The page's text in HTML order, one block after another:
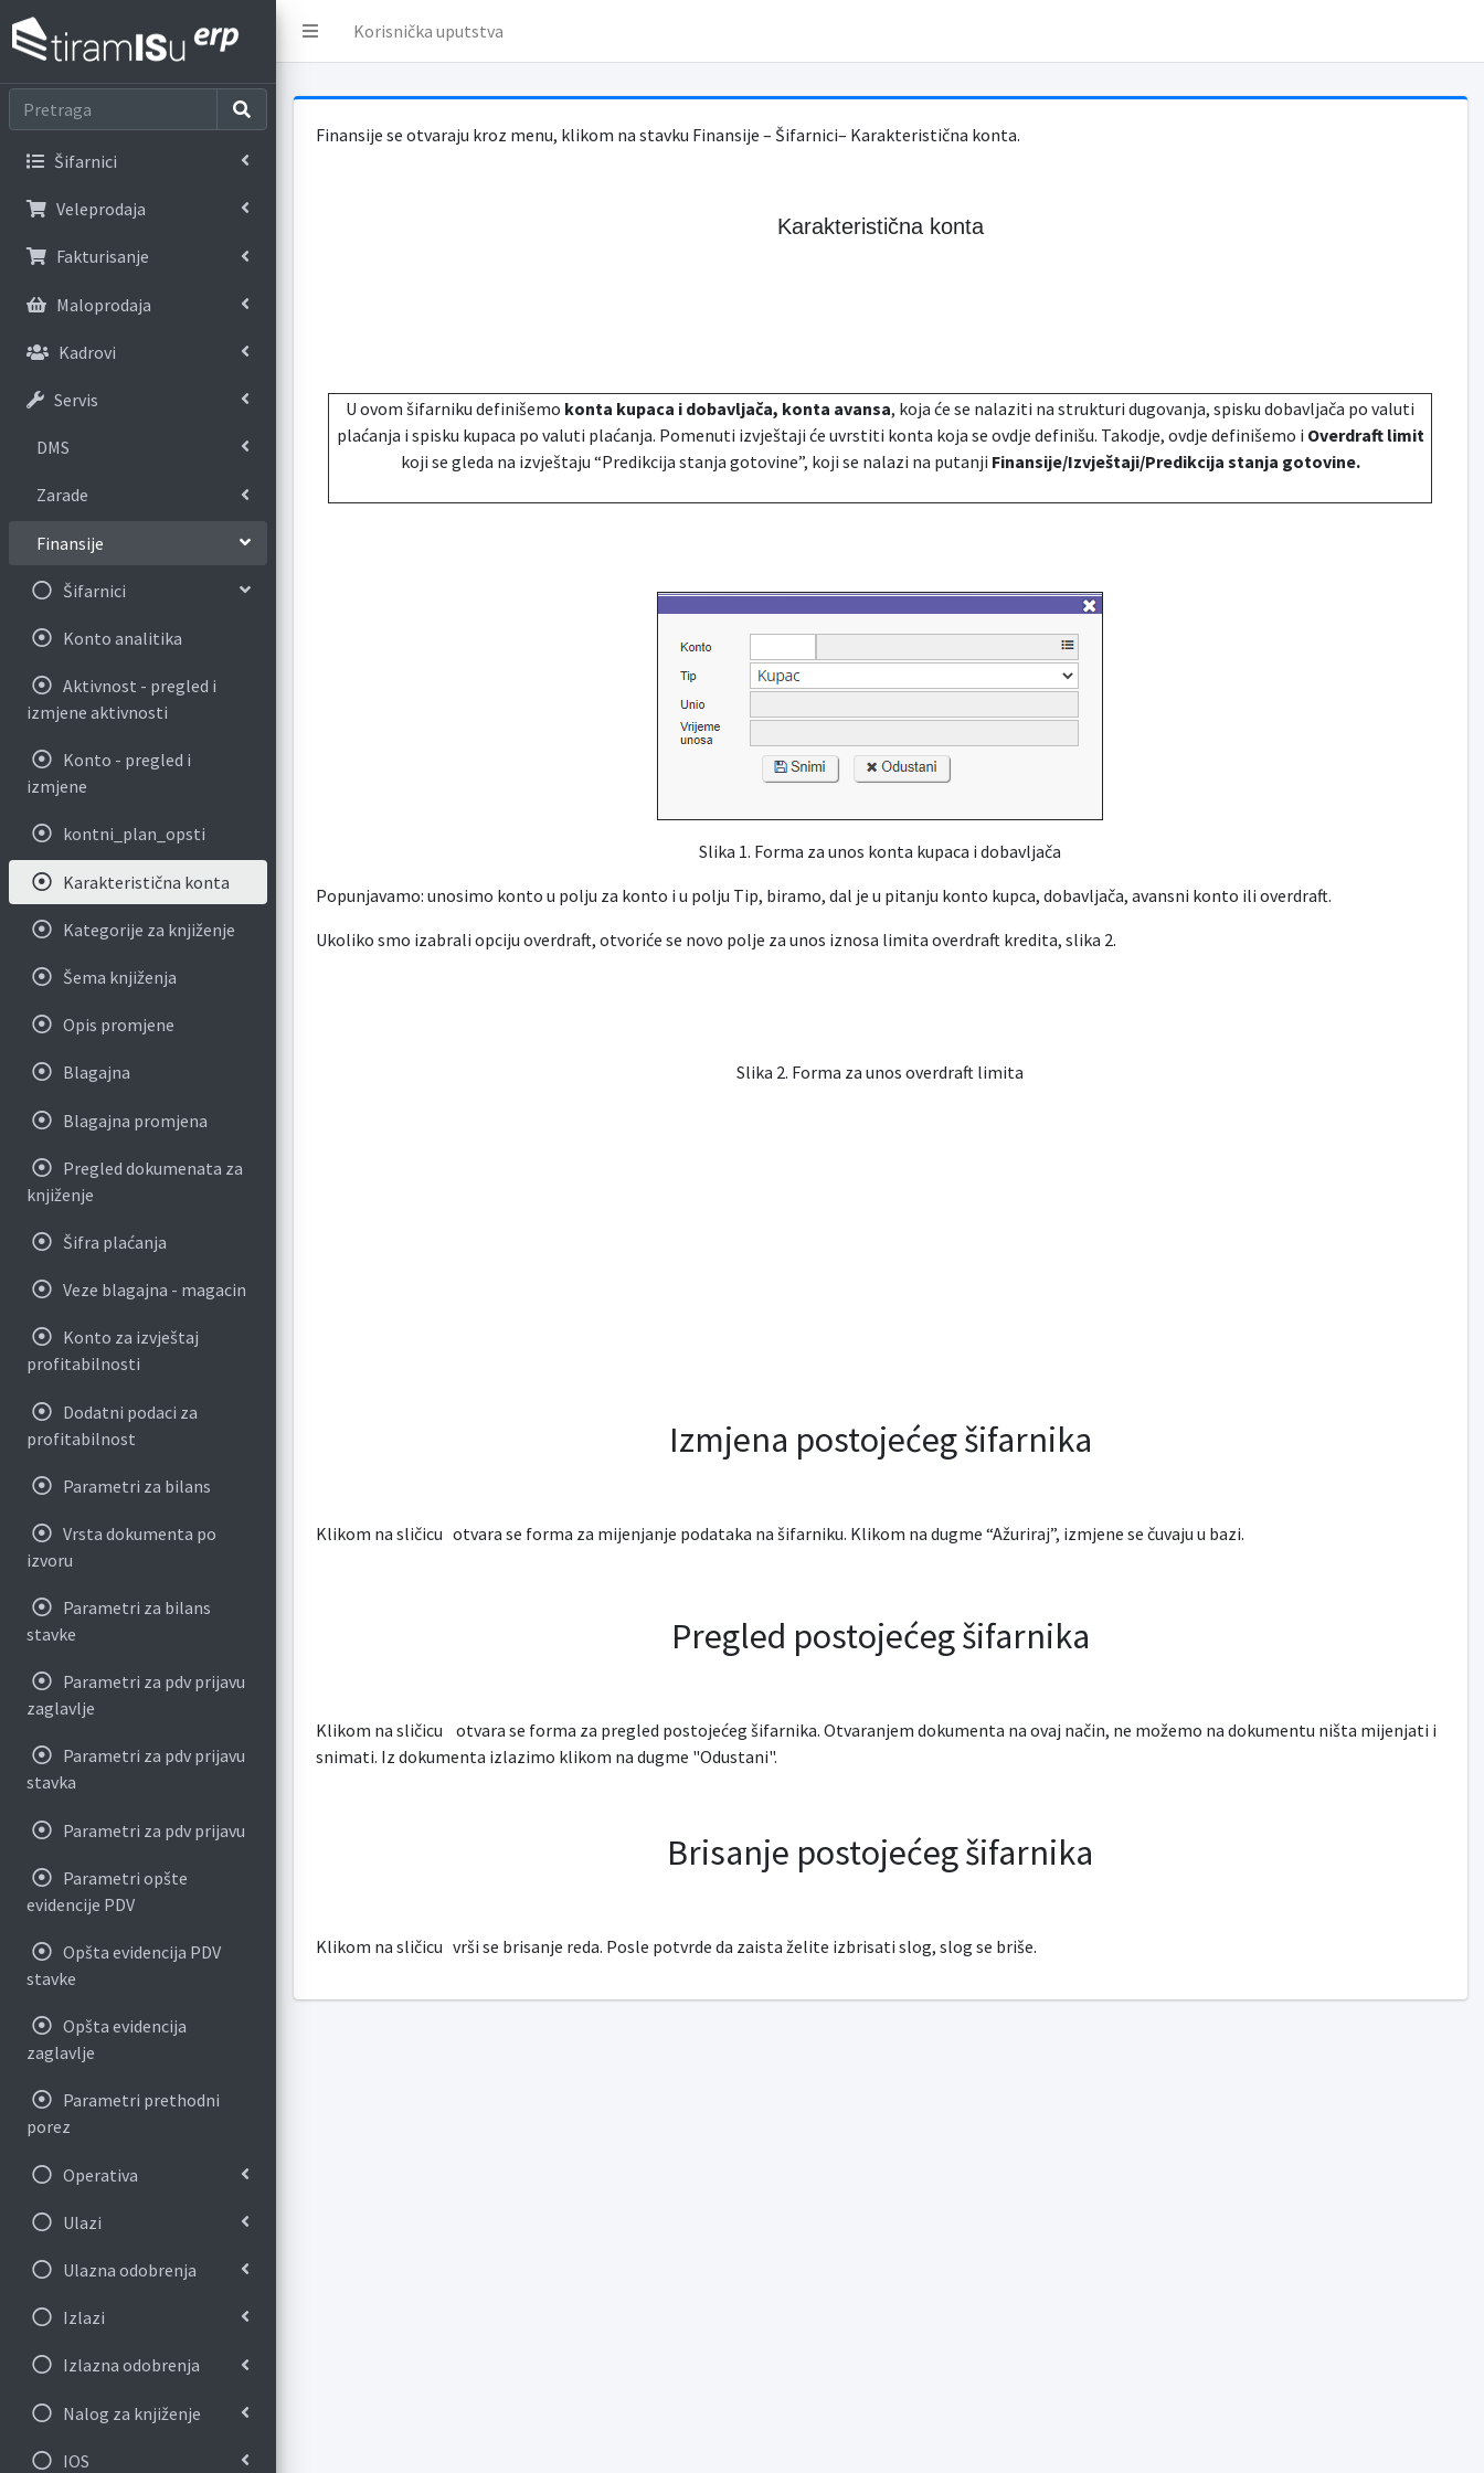
Korisnička uputstva
Šifarnici
Veleprodaja
Fakturisanje
Maloprodaja
Kadrovi
Servis
DMS
Zarade
Finansije
Šifarnici
Konto analitika
Aktivnost - pregled i
izmjene aktivnosti
Konto - pregled i
izmjene
kontni_plan_opsti
Karakteristična konta
Kategorije za knjiženje
Šema knjiženja
Opis promjene
Blagajna
Blagajna promjena
Pregled dokumenata za
knjiženje
Šifra plaćanja
Veze blagajna - magacin
Konto za izvještaj
profitabilnosti
Dodatni podaci za
profitabilnost
Parametri za bilans
Vrsta dokumenta po
izvoru
Parametri za bilans
stavke
Parametri za pdv prijavu
zaglavlje
Parametri za pdv prijavu
stavka
Parametri za pdv prijavu
Parametri opšte
evidencije PDV
Opšta evidencija PDV
stavke
Opšta evidencija
zaglavlje
Parametri prethodni
porez
Operativa
Ulazi
Ulazna odobrenja
Izlazi
Izlazna odobrenja
Nalog za knjiženje
IOS
Finansije se otvaraju kroz menu, klikom na stavku Finansije – Šifarnici– Karakteristična konta.
Karakteristična konta
U ovom šifarniku definišemo konta kupaca i dobavljača, konta avansa, koja će se nalaziti na strukturi dugovanja, spisku dobavljača po valuti
plaćanja i spisku kupaca po valuti plaćanja. Pomenuti izvještaji će uvrstiti konta koja se ovdje definišu. Takodje, ovdje definišemo i Overdraft limit
koji se gleda na izvještaju “Predikcija stanja gotovine”, koji se nalazi na putanji Finansije/Izvještaji/Predikcija stanja gotovine.
Slika 1. Forma za unos konta kupaca i dobavljača
Popunjavamo: unosimo konto u polju za konto i u polju Tip, biramo, dal je u pitanju konto kupca, dobavljača, avansni konto ili overdraft.
Ukoliko smo izabrali opciju overdraft, otvoriće se novo polje za unos iznosa limita overdraft kredita, slika 2.
Slika 2. Forma za unos overdraft limita
Izmjena postojećeg šifarnika
Klikom na sličicu otvara se forma za mijenjanje podataka na šifarniku. Klikom na dugme “Ažuriraj”, izmjene se čuvaju u bazi.
Pregled postojećeg šifarnika
Klikom na sličicu
otvara se forma za pregled postojećeg šifarnika. Otvaranjem dokumenta na ovaj način, ne možemo na dokumentu ništa mijenjati i
snimati. Iz dokumenta izlazimo klikom na dugme "Odustani".
Brisanje postojećeg šifarnika
Klikom na sličicu vrši se brisanje reda. Posle potvrde da zaista želite izbrisati slog, slog se briše.